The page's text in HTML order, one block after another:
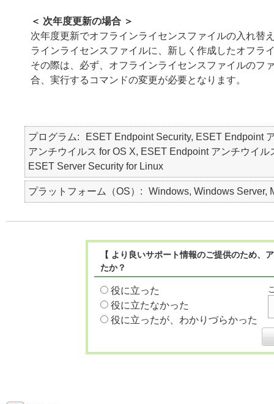
＜ 次年度更新の場合 ＞
次年度更新でオフラインライセンスファイルの入れ替
ラインライセンスファイルに、新しく作成したオフラ
その際は、必ず、オフラインライセンスファイルのフ
合、実行するコマンドの変更が必要となります。
プログラム
ESET Endpoint Security, ESET Endpoint
アンチウイルス for OS X, ESET Endpoint アンチウイ
ESET Server Security for Linux
プラットフォーム（OS） Windows, Windows Server,
【 より良いサポート情報のご提供のため
たか？
役に立った
役に立たなかった
役に立ったが、わかりづらかった